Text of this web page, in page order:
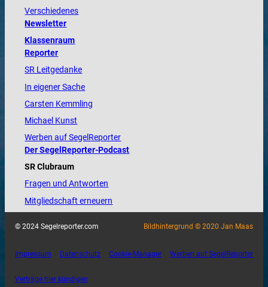
Verschiedenes
Newsletter
Klassenraum
Reporter
SR Leitgedanke
In eigener Sache
Carsten Kemmling
Michael Kunst
Werben auf SegelReporter
Der SegelReporter-Podcast
SR Clubraum
Fragen und Antworten
Mitgliedschaft erneuern
© 2024 Segelreporter.com Bildhintergrund © 2020 Jan Maas
Impressum Datenschutz Cookie-Manager Werben auf SegelReporter
Verträge hier kündigen